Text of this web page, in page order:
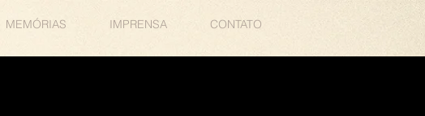
MEMÓRIAS IMPRENSA CONTATO